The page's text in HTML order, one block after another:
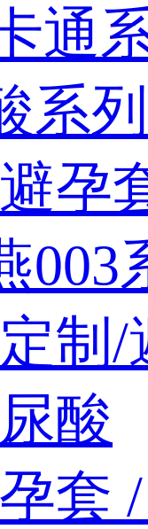
通
系列
孕
003
制/
酸
套